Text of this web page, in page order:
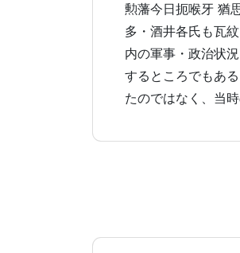
勲藩今日扼喉牙 猶
多・酒井各氏も瓦
内の軍事・政治状
するところでもあ
たのではなく、当